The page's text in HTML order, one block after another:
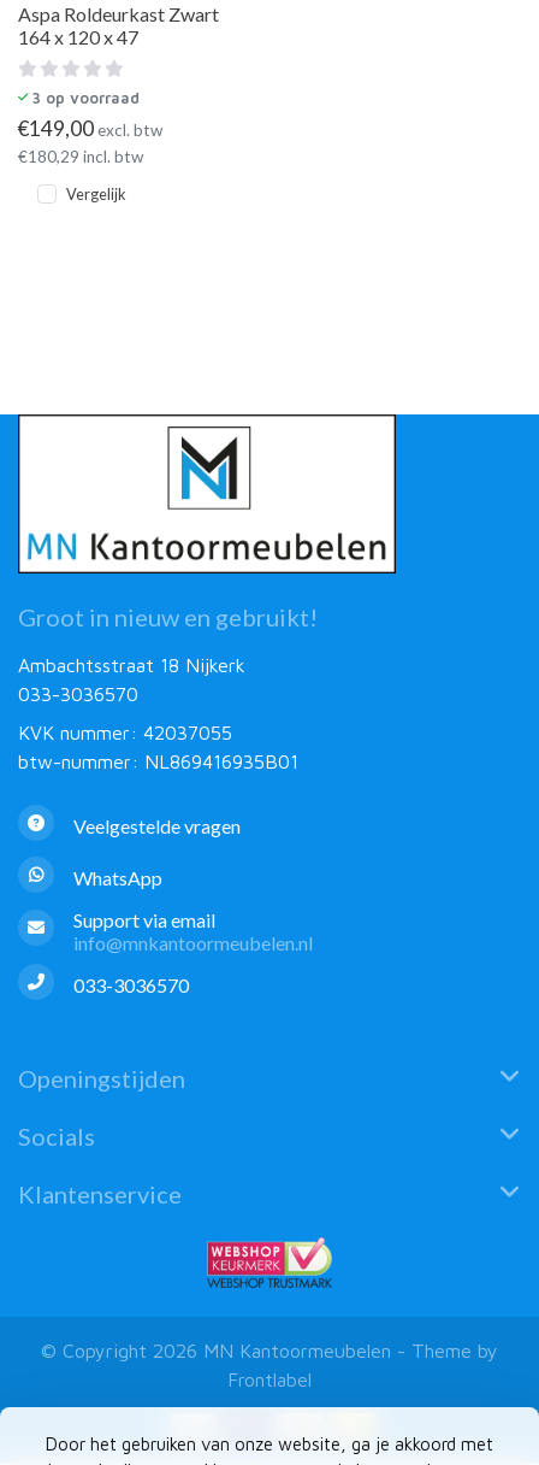
Door het gebruiken van onze website, ga je akkoord met
Aspa Roldeurkast Zwart
164 x 120 x 47
3 op voorraad
€149,00excl. btw
€180,29 incl. btw
Vergelijk
Groot in nieuw en gebruikt!
Ambachtsstraat 18 Nijkerk
033-3036570
KVK nummer: 42037055
btw-nummer: NL869416935B01
Veelgestelde vragen
WhatsApp
Support via email
info@mnkantoormeubelen.nl
033-3036570
Openingstijden
Socials
Klantenservice
© Copyright 2026 MN Kantoormeubelen - Theme by
Frontlabel